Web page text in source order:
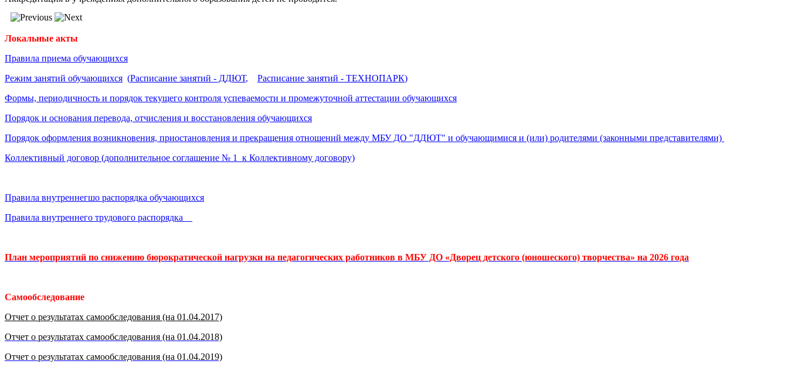
Локальные акты
Правила приема обучающихся
Режим занятий обучающихся (Расписание занятий - ДДЮТ, Расписание занятий - ТЕХНОПАРК)
Формы, периодичность и порядок текущего контроля успеваемости и промежуточной аттестации обучающихся
Порядок и основания перевода, отчисления и восстановления обучающихся
Порядок оформления возникновения, приостановления и прекращения отношений между МБУ ДО "ДДЮТ" и обучающимися и (или) родителями (законными представителями)
Коллективный договор (дополнительное соглашение № 1 к Коллективному договору)
Правила внутреннегшо распорядка обучающихся
Правила внутреннего трудового распорядка
План мероприятий по снижению бюрократической нагрузки на педагогических работников в МБУ ДО «Дворец детского (юношеского) творчества» на 2026 года
Самообследование
Отчет о результатах самообследования (на 01.04.2017)
Отчет о результатах самообследования (на 01.04.2018)
Отчет о результатах самообследования (на 01.04.2019)